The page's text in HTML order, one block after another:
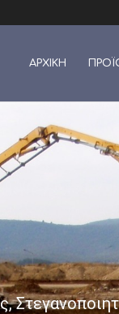
ΑΡΧΙΚΗ